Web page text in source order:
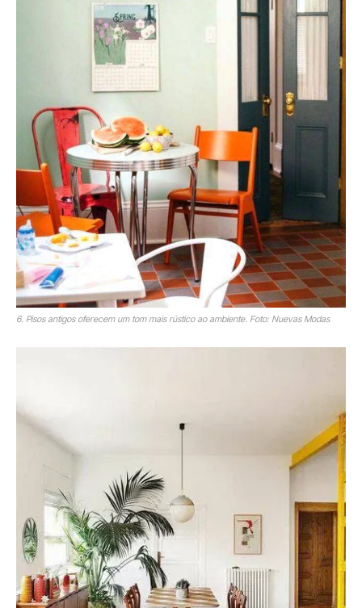
6. Pisos antigos oferecem um tom mais rústico ao ambiente. Foto: Nuevas Modas